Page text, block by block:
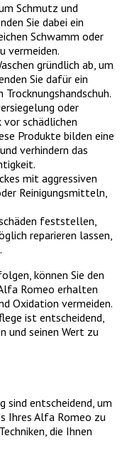
Schmutz und
Sie dabei ein
Schwamm oder
vermeiden.
gründlich ab, um
Sie dafür ein
oder
vor schädlichen
Produkte bilden eine
verhindern das
mit aggressiven
Reinigungsmitteln,
feststellen,
reparieren lassen,
können Sie den
Romeo erhalten
Oxidation vermeiden.
ist entscheidend,
und seinen Wert zu
sind entscheidend, um
Ihres Alfa Romeo zu
die Ihnen